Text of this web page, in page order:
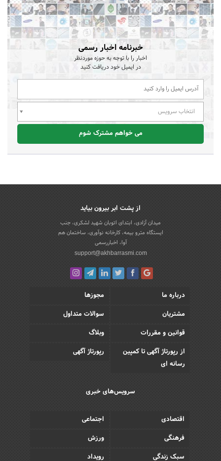
خبرنامه اخبار رسمی
اخبار را با توجه به حوزه موردنظر
در ایمیل خود دریافت کنید
انتخاب سرویس
می خواهم مشترک شوم
از پشت ابر بیرون بیاید
میدان آزادی، ابتدای اتوبان شهید لشکری، جنب
ایستگاه مترو بیمه، کارخانه نوآوری، ساختمان هم
آوا، اخباررسمی
support@akhbarrasmi.com
درباره ما
مجوزها
مشتریان
سوالات متداول
قوانین و مقررات
وبلاگ
از رپورتاژ آگهی تا کمپین
رسانه ای
رپورتاژ آگهی
سرویس‌های خبری
اقتصادی
اجتماعی
فرهنگی
ورزش
سبک زندگی
رویداد